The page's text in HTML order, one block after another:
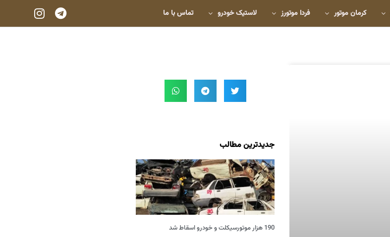
کرمان موتور فردا موتورز لاستیک خودرو تماس با ما
جدیدترین مطالب
190 هزار موتورسیکلت و خودرو اسقاط شد